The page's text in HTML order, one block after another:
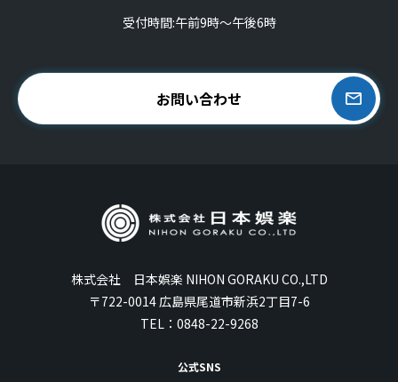
受付時間:午前9時〜午後6時
お問い合わせ
株式会社 日本娯楽 NIHON GORAKU CO.,LTD
〒722-0014 広島県尾道市新浜2丁目7-6
TEL： 0848-22-9268
公式SNS